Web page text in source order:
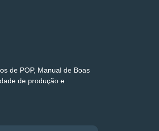
de POP, Manual de Boas
de produção e